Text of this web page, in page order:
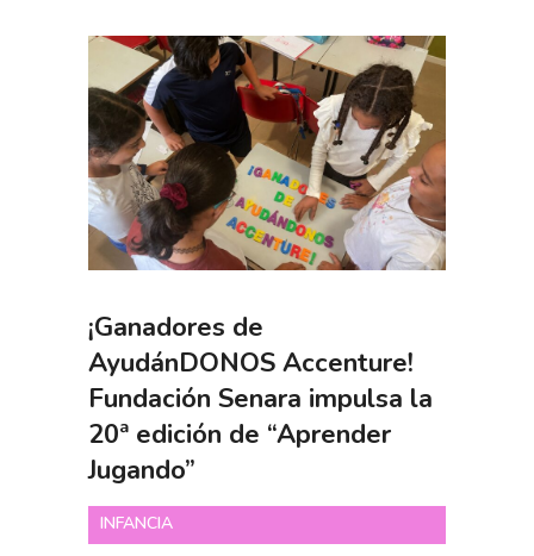
¡Ganadores de
AyudánDONOS Accenture!
Fundación Senara impulsa la
20ª edición de “Aprender
Jugando”
INFANCIA